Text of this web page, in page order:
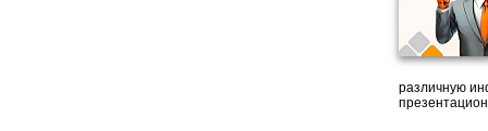
различную